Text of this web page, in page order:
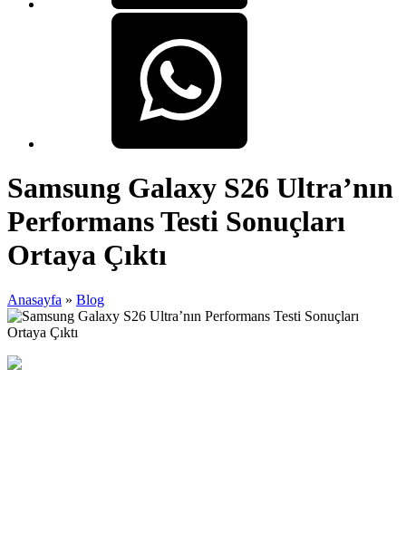
Samsung Galaxy S26 Ultra’nın
Performans Testi Sonuçları
Ortaya Çıktı
Anasayfa » Blog